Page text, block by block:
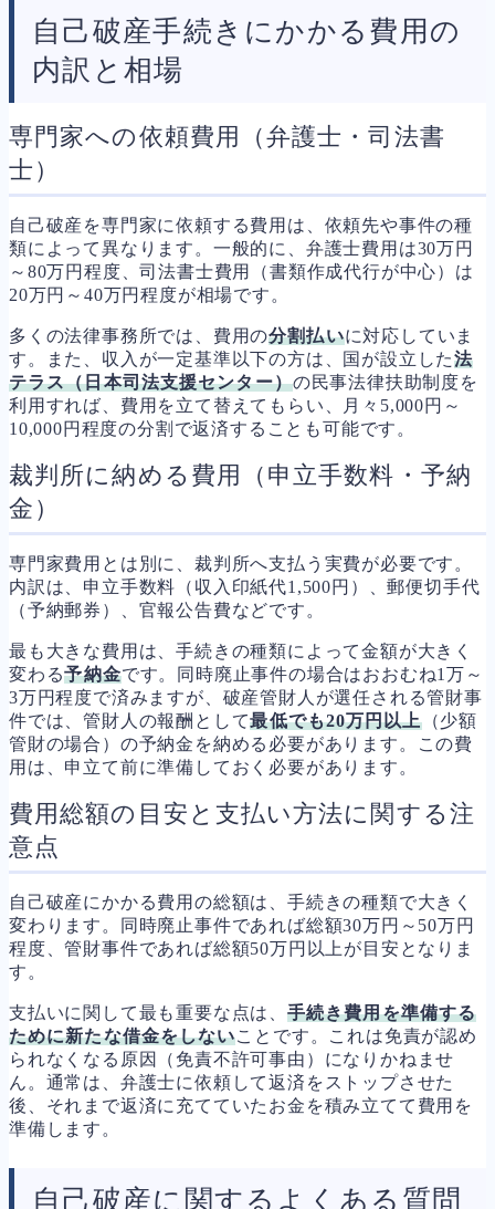
自己破産手続きにかかる費用の
内訳と相場
専門家への依頼費用（弁護士・司法書
士）
自己破産を専門家に依頼する費用は、依頼先や事件の種
類によって異なります。一般的に、弁護士費用は30万円
～80万円程度、司法書士費用（書類作成代行が中心）は
20万円～40万円程度が相場です。
多くの法律事務所では、費用の分割払いに対応していま
す。また、収入が一定基準以下の方は、国が設立した法
テラス（日本司法支援センター）の民事法律扶助制度を
利用すれば、費用を立て替えてもらい、月々5,000円～
10,000円程度の分割で返済することも可能です。
裁判所に納める費用（申立手数料・予納
金）
専門家費用とは別に、裁判所へ支払う実費が必要です。
内訳は、申立手数料（収入印紙代1,500円）、郵便切手代
（予納郵券）、官報公告費などです。
最も大きな費用は、手続きの種類によって金額が大きく
変わる予納金です。同時廃止事件の場合はおおむね1万～
3万円程度で済みますが、破産管財人が選任される管財事
件では、管財人の報酬として最低でも20万円以上（少額
管財の場合）の予納金を納める必要があります。この費
用は、申立て前に準備しておく必要があります。
費用総額の目安と支払い方法に関する注
意点
自己破産にかかる費用の総額は、手続きの種類で大きく
変わります。同時廃止事件であれば総額30万円～50万円
程度、管財事件であれば総額50万円以上が目安となりま
す。
支払いに関して最も重要な点は、 手続き費用を準備する
ために新たな借金をしないことです。これは免責が認め
られなくなる原因（免責不許可事由）になりかねませ
ん。通常は、弁護士に依頼して返済をストップさせた
後、それまで返済に充てていたお金を積み立てて費用を
準備します。
自己破産に関するよくある質問